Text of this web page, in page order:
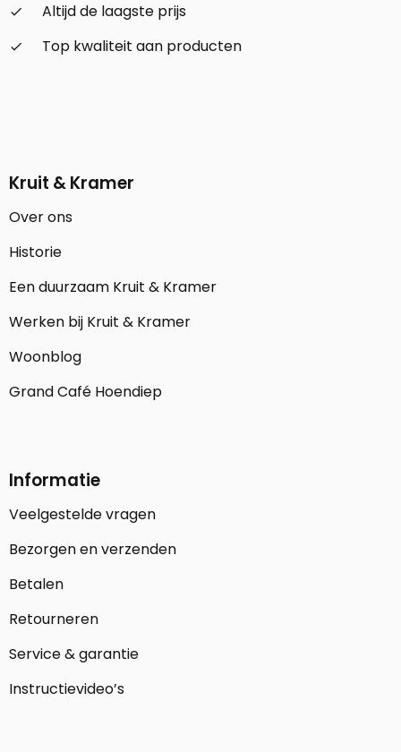
check_small
Altijd de laagste prijs
check_small
Top kwaliteit aan producten
Kruit & Kramer
Over ons
Historie
Een duurzaam Kruit & Kramer
Werken bij Kruit & Kramer
Woonblog
Grand Café Hoendiep
Informatie
Veelgestelde vragen
Bezorgen en verzenden
Betalen
Retourneren
Service & garantie
Instructievideo’s